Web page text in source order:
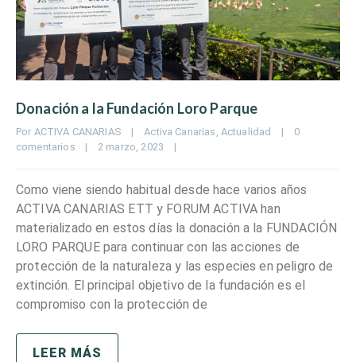
Donación a la Fundación Loro Parque
Por ACTIVA CANARIAS | Activa Canarias , Actualidad |
0
comentarios
| 2 marzo, 2023 |
Como viene siendo habitual desde hace varios años
ACTIVA CANARIAS ETT y FORUM ACTIVA han
materializado en estos días la donación a la FUNDACIÓN
LORO PARQUE para continuar con las acciones de
protección de la naturaleza y las especies en peligro de
extinción. El principal objetivo de la fundación es el
compromiso con la protección de
LEER MÁS